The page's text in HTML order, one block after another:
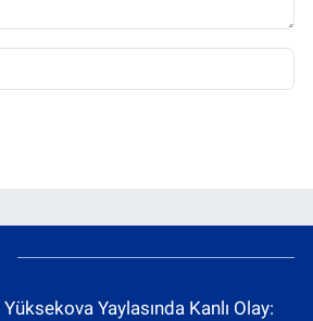
Yüksekova Yaylasında Kanlı Olay: